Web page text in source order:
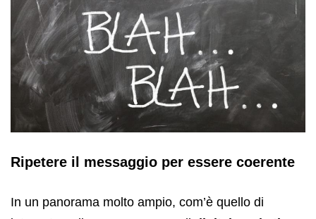
Ripetere il messaggio per essere coerente
In un panorama molto ampio, com’è quello di